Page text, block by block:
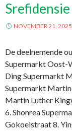
NOVEMBER 21, 2025
De deelnemende
Supermarkt Oost-
Ding Supermarkt
Supermarkt Martin
Martin Luther
6. Shonrea
Gokoelstraat 8.